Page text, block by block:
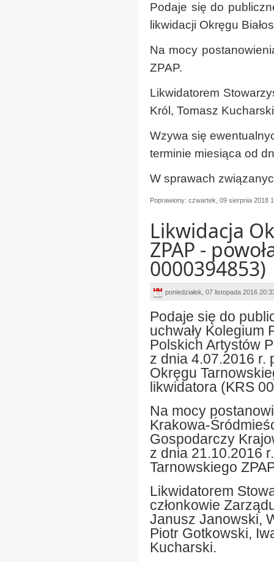
Podaje się do
likwidacji Okręgu
Na mocy
ZPAP.
Likwidatorem
Król, Tomasz
Wzywa się
terminie miesiąca od
W sprawach
Poprawiony: czwartek, 09 sierpnia 2018
Likwidacja
ZPAP -
0000394853)
poniedziałek, 07 listopada 2016
Podaje się do
uchwały Kolegium
Polskich Artystów
z dnia 4.07.2016 r.
Okręgu
likwidatora (KRS
Na mocy
Krakowa-
Gospodarczy
z dnia 21.10.2016
Tarnowskiego
Likwidatorem
członkowie
Janusz Janowski,
Piotr Gotkowski,
Kucharski.